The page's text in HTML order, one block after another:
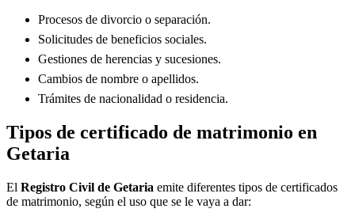
Procesos de divorcio o separación.
Solicitudes de beneficios sociales.
Gestiones de herencias y sucesiones.
Cambios de nombre o apellidos.
Trámites de nacionalidad o residencia.
Tipos de certificado de matrimonio en
Getaria
El Registro Civil de Getaria emite diferentes tipos de certificados
de matrimonio, según el uso que se le vaya a dar: